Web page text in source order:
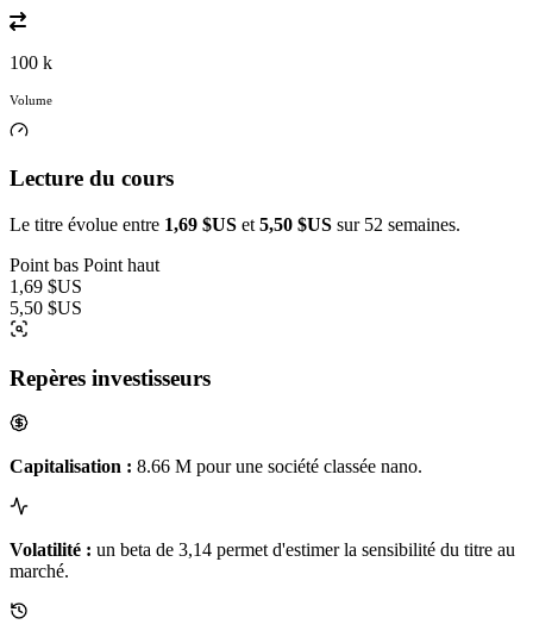
100 k
Volume
Lecture du cours
Le titre évolue entre 1,69 $US et 5,50 $US sur 52 semaines.
Point bas Point haut
1,69 $US
5,50 $US
Repères investisseurs
Capitalisation : 8.66 M pour une société classée nano.
Volatilité : un beta de 3,14 permet d'estimer la sensibilité du titre au
marché.